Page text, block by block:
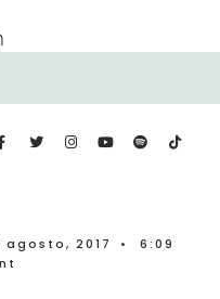
agosto, 2017 •
6:09